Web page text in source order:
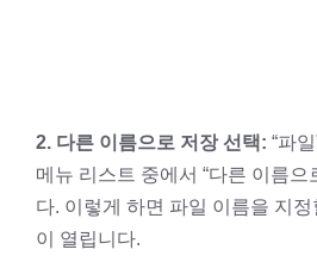
2. 다른 이름으로 저장 선택: “파
메뉴 리스트 중에서 “다른 이름으
다. 이렇게 하면 파일 이름을 지
이 열립니다.